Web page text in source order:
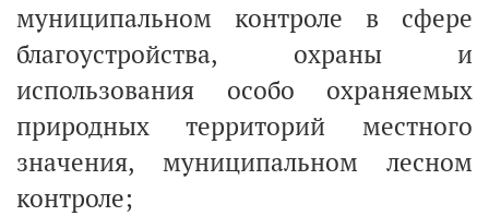
муниципальном контроле в сфере
благоустройства, охраны и
использования особо охраняемых
природных территорий местного
значения, муниципальном лесном
контроле;